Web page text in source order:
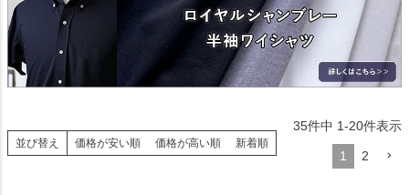
並び替え 価格が安い順 価格が高い順 新着順
35件中 1-20件表示
1 2